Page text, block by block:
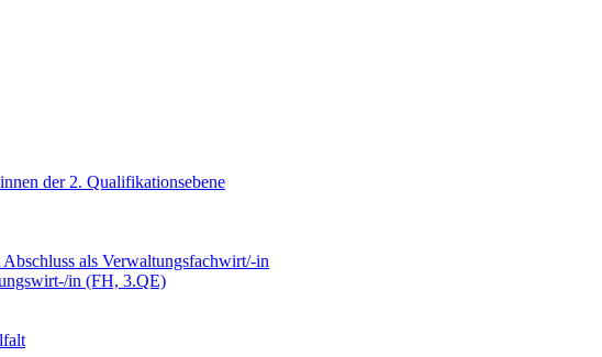
der 2. Qualifikationsebene
als Verwaltungsfachwirt/-in
in (FH, 3.QE)